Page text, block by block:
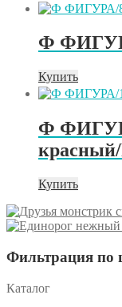
Ф
Купить
Ф
Купить
Фильтрация по
Каталог